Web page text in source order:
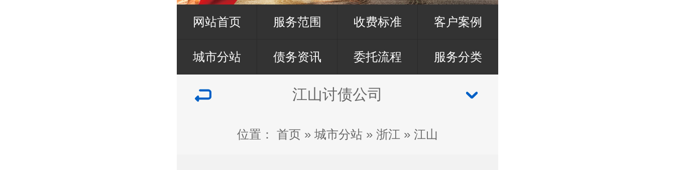
网站首页 服务范围 收费标准 客户案例
城市分站 债务资讯 委托流程 服务分类
江山讨债公司
位置： 首页 » 城市分站 » 浙江 » 江山